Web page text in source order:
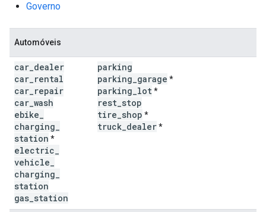
Governo
Automóveis
car dealer
car rental
car repair
car wash
ebike
charging
station *
electric
vehicle
charging
station
gas station
parking
parking garage *
parking lot*
rest stop
tire shop *
truck dealer*